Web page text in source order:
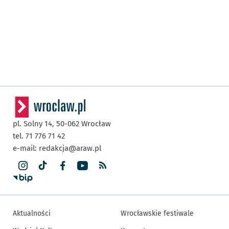
pl. Solny 14, 50-062 Wrocław
tel. 71 776 71 42
e-mail: redakcja@araw.pl
Aktualności
Wrocławskie festiwale